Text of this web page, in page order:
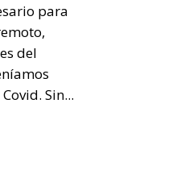
para
del
Sin...